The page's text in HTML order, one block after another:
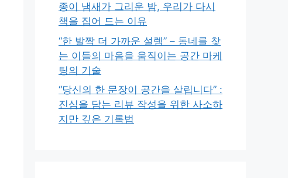
종이 냄새가 그리운 밤, 우리가 다시
책을 집어 드는 이유
“한 발짝 더 가까운 설렘” – 동네를 찾
는 이들의 마음을 움직이는 공간 마케
팅의 기술
“당신의 한 문장이 공간을 살립니다” :
진심을 담는 리뷰 작성을 위한 사소하
지만 깊은 기록법